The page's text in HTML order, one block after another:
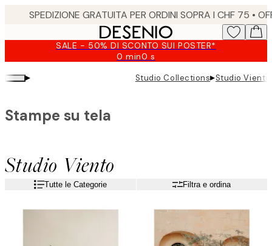
SALE - 50% DI SCONTO SUI POSTER*
0 min0 s
Valido
fino
a:
▸ Studio Collections▸Studio Viento
Studio Viento
Stampe su tela
Tutte le Categorie Filtra e ordina